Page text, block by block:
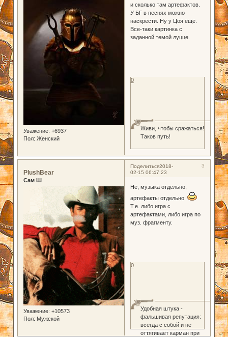
Уважение: +6937
Пол: Женский
и сколько там артефактов.
У БГ в песнях можно
наскрести. Ну у Цоя еще.
Все-таки картинка с
заданной темой луцце.
Живи, чтобы сражаться!
Таков путь!
0
Поделиться 3
2018-
02-15 06:47:23
PlushBear
Сам Ш
Уважение: +10573
Пол: Мужской
Не, музыка отдельно,
артефакты отдельно
Т.е. либо игра с
артефактами, либо игра по
муз. фрагменту.
Удобная штука -
фальшивая репутация:
всегда с собой и не
оттягивает карман при
0